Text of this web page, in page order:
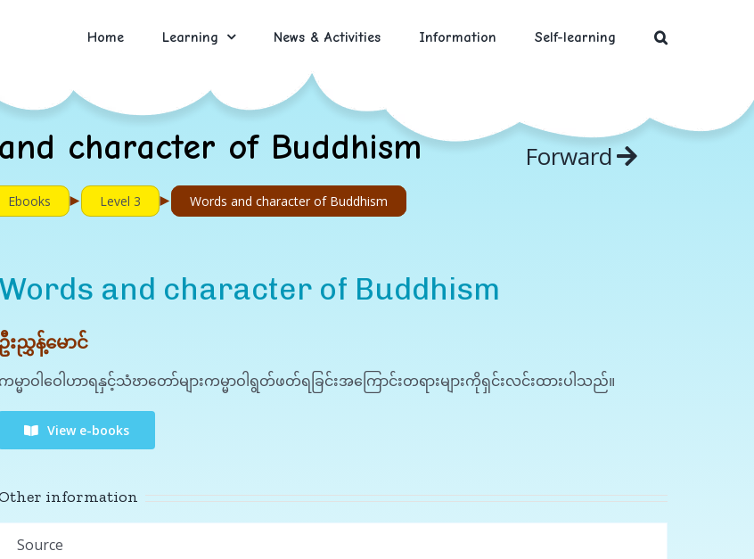
Home Learning News & Activities Information Self-learning
character of Buddhism Forward
Ebooks ► Level 3 ► Words and character of Buddhism
Words and character of Buddhism
ဦးညွှန့်မောင်
ကမ္မာဝါဝေါဟာရနှင့်သံၓာတော်များကမ္မာဝါရွတ်ဖတ်ရခြင်းအကြောင်းတရားများကိုရှင်းလင်းထားပါသည်။
View e-books
information
Source